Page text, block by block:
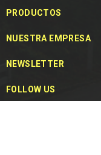
PRODUCTOS
NUESTRA EMPRESA
NEWSLETTER
FOLLOW US